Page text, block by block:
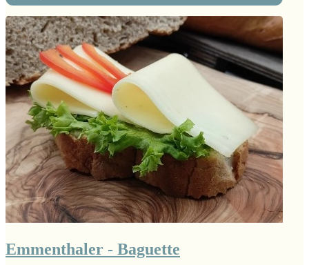
Emmenthaler - Baguette